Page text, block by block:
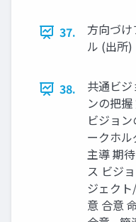
37.
方向づ
ル (出所)
38.
共通ビ
ンの把
ビジョ
ークホ
主導 期
ス ビジ
ジェク
意 合意